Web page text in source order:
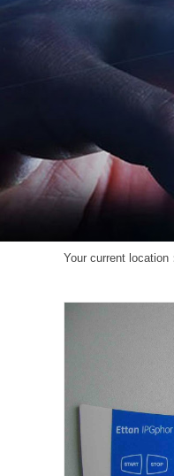
Your current location